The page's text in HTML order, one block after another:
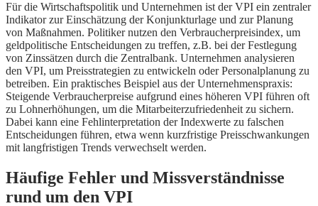
Für die Wirtschaftspolitik und Unternehmen ist der VPI ein zentraler
Indikator zur Einschätzung der Konjunkturlage und zur Planung
von Maßnahmen. Politiker nutzen den Verbraucherpreisindex, um
geldpolitische Entscheidungen zu treffen, z.B. bei der Festlegung
von Zinssätzen durch die Zentralbank. Unternehmen analysieren
den VPI, um Preisstrategien zu entwickeln oder Personalplanung zu
betreiben. Ein praktisches Beispiel aus der Unternehmenspraxis:
Steigende Verbraucherpreise aufgrund eines höheren VPI führen oft
zu Lohnerhöhungen, um die Mitarbeiterzufriedenheit zu sichern.
Dabei kann eine Fehlinterpretation der Indexwerte zu falschen
Entscheidungen führen, etwa wenn kurzfristige Preisschwankungen
mit langfristigen Trends verwechselt werden.
Häufige Fehler und Missverständnisse
rund um den VPI